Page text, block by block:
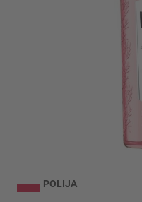
uz
galerijas
POLIJA